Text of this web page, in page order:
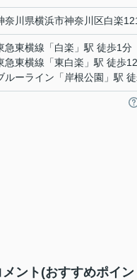
奈川県横浜市神奈川区白楽
急東横線 「白楽 」駅 徒歩1分
急東横線 「東白楽 」駅 徒歩
ルーライン 「 岸根公園 」駅
ント(おすすめポイン